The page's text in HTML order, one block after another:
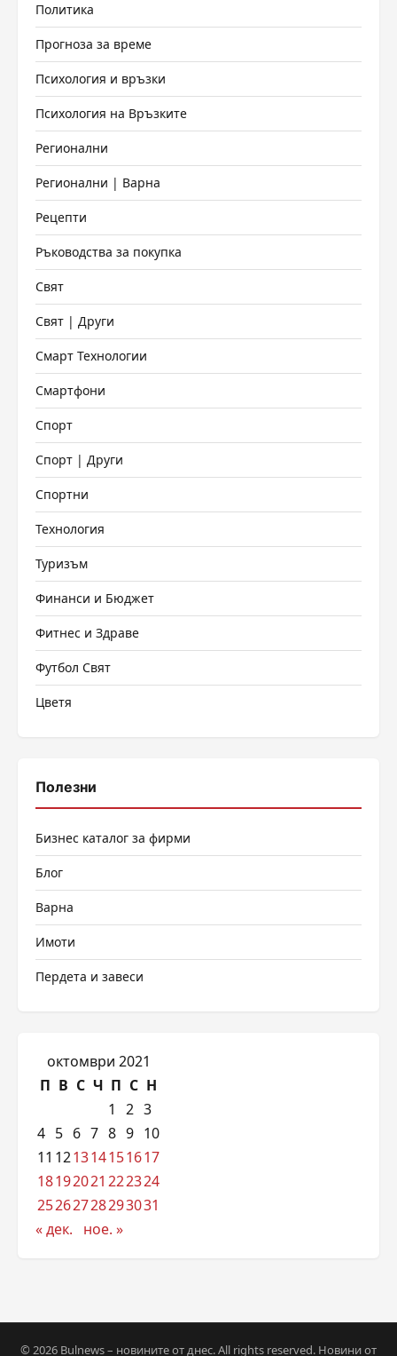
Политика
Прогноза за време
Психология и връзки
Психология на Връзките
Регионални
Регионални | Варна
Рецепти
Ръководства за покупка
Свят
Свят | Други
Смарт Технологии
Смартфони
Спорт
Спорт | Други
Спортни
Технология
Туризъм
Финанси и Бюджет
Фитнес и Здраве
Футбол Свят
Цветя
Полезни
Бизнес каталог за фирми
Блог
Варна
Имоти
Пердета и завеси
октомври 2021
П В С Ч П С Н
1
2 3
4 5 6 7 8 9 10
11 121314151617
18192021 222324
25262728293031
« дек.
ное. »
© 2026 Bulnews – новините от днес. All rights reserved. Новини от